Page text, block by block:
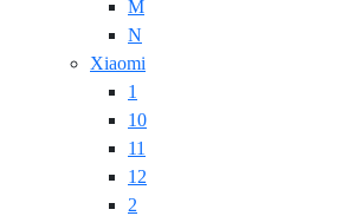
M
N
Xiaomi
1
10
11
12
2